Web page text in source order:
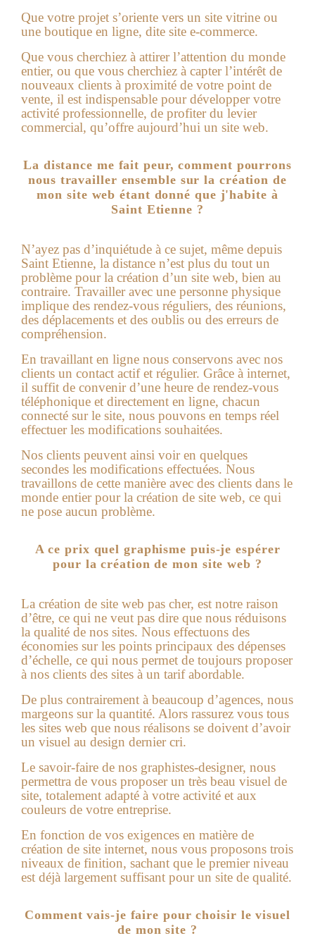
Que votre projet s’oriente vers un site vitrine ou
une boutique en ligne, dite site e-commerce.
Que vous cherchiez à attirer l’attention du monde
entier, ou que vous cherchiez à capter l’intérêt de
nouveaux clients à proximité de votre point de
vente, il est indispensable pour développer votre
activité professionnelle, de profiter du levier
commercial, qu’offre aujourd’hui un site web.
La distance me fait peur, comment pourrons
nous travailler ensemble sur la création de
mon site web étant donné que j'habite à
Saint Etienne ?
N’ayez pas d’inquiétude à ce sujet, même depuis
Saint Etienne, la distance n’est plus du tout un
problème pour la création d’un site web, bien au
contraire. Travailler avec une personne physique
implique des rendez-vous réguliers, des réunions,
des déplacements et des oublis ou des erreurs de
compréhension.
En travaillant en ligne nous conservons avec nos
clients un contact actif et régulier. Grâce à internet,
il suffit de convenir d’une heure de rendez-vous
téléphonique et directement en ligne, chacun
connecté sur le site, nous pouvons en temps réel
effectuer les modifications souhaitées.
Nos clients peuvent ainsi voir en quelques
secondes les modifications effectuées. Nous
travaillons de cette manière avec des clients dans le
monde entier pour la création de site web, ce qui
ne pose aucun problème.
A ce prix quel graphisme puis-je espérer
pour la création de mon site web ?
La création de site web pas cher, est notre raison
d’être, ce qui ne veut pas dire que nous réduisons
la qualité de nos sites. Nous effectuons des
économies sur les points principaux des dépenses
d’échelle, ce qui nous permet de toujours proposer
à nos clients des sites à un tarif abordable.
De plus contrairement à beaucoup d’agences, nous
margeons sur la quantité. Alors rassurez vous tous
les sites web que nous réalisons se doivent d’avoir
un visuel au design dernier cri.
Le savoir-faire de nos graphistes-designer, nous
permettra de vous proposer un très beau visuel de
site, totalement adapté à votre activité et aux
couleurs de votre entreprise.
En fonction de vos exigences en matière de
création de site internet, nous vous proposons trois
niveaux de finition, sachant que le premier niveau
est déjà largement suffisant pour un site de qualité.
Comment vais-je faire pour choisir le visuel
de mon site ?